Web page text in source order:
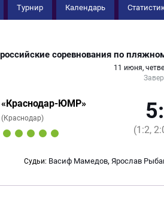
Турнир Календарь
соревнования по
11 июня,
«Краснодар-ЮМР»
(Краснодар)
(1:2,
Судьи: Васиф Мамедов, Ярослав